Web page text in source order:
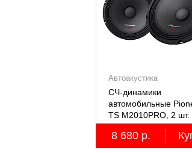
Автоакустика
СЧ-динамики
автомобильные
TS M2010PRO, 2 шт.
8 680 р.